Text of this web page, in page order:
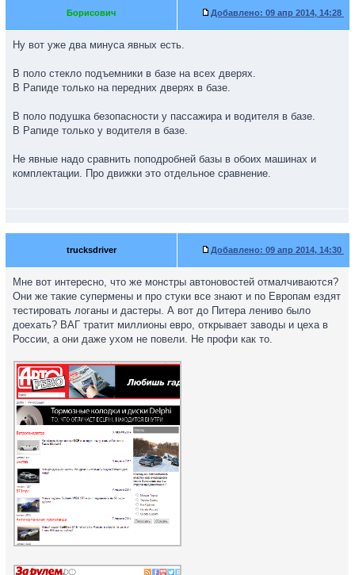
Борисович Добавлено: 09 апр 2014, 14:28
Ну вот уже два минуса явных есть.
В поло стекло подъемники в базе на всех дверях.
В Рапиде только на передних дверях в базе.
В поло подушка безопасности у пассажира и водителя в базе.
В Рапиде только у водителя в базе.
Не явные надо сравнить поподробней базы в обоих машинах и
комплектации. Про движки это отдельное сравнение.
trucksdriver Добавлено: 09 апр 2014, 14:30
Мне вот интересно, что же монстры автоновостей отмалчиваются?
Они же такие супермены и про стуки все знают и по Европам ездят
тестировать логаны и дастеры. А вот до Питера лениво было
доехать? ВАГ тратит миллионы евро, открывает заводы и цеха в
России, а они даже ухом не повели. Не профи как то.